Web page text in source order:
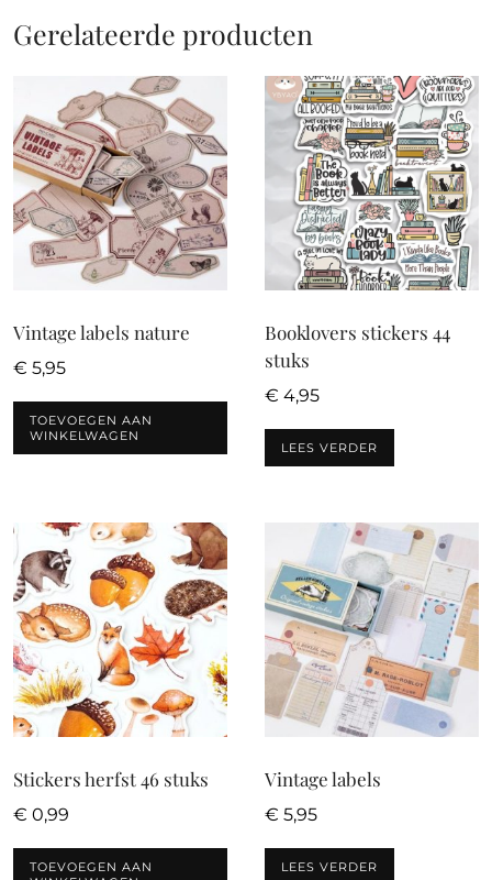
Gerelateerde producten
Vintage labels nature
€ 5,95
TOEVOEGEN AAN
WINKELWAGEN
Booklovers stickers 44
stuks
€ 4,95
LEES VERDER
Stickers herfst 46 stuks
€ 0,99
TOEVOEGEN AAN
Vintage labels
€ 5,95
LEES VERDER